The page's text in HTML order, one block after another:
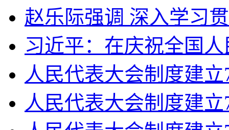
赵乐际强调 深入学习
习近平：在庆祝全国
人民代表大会制度建
人民代表大会制度建